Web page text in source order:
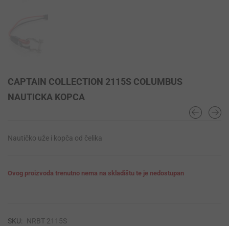
CAPTAIN COLLECTION 2115S COLUMBUS
NAUTICKA KOPCA
Nautičko uže i kopča od čelika
Ovog proizvoda trenutno nema na skladištu te je nedostupan
SKU: NRBT 2115S